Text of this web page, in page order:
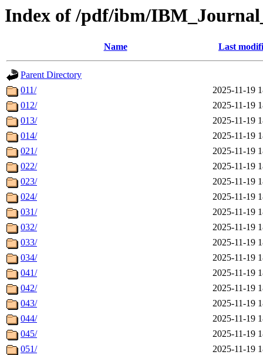
Index of /pdf/ibm/
Name Last
Parent Directory
011/
2025-11-19
012/
2025-11-19
013/
2025-11-19
014/
2025-11-19
021/
2025-11-19
022/
2025-11-19
023/
2025-11-19
024/
2025-11-19
031/
2025-11-19
032/
2025-11-19
033/
2025-11-19
034/
2025-11-19
041/
2025-11-19
042/
2025-11-19
043/
2025-11-19
044/
2025-11-19
045/
2025-11-19
051/
2025-11-19